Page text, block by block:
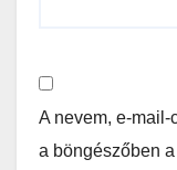
A nevem, e-
a böngészőben